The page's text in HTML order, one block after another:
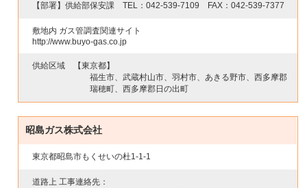
【部署】供給部保安課 TEL：042-539-7109 FAX：042-539-7377
敷地内 ガス管調査関連サイト
http://www.buyo-gas.co.jp
供給区域
【東京都】
福生市、武蔵村山市、羽村市、あきる野市、西多摩郡
瑞穂町、西多摩郡日の出町
昭島ガス株式会社
東京都昭島市もくせいの杜1-1-1
道路上 工事連絡先：